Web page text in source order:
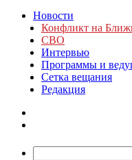
Новости
Конфликт на
СВО
Интервью
Программы и
Сетка вещания
Редакция